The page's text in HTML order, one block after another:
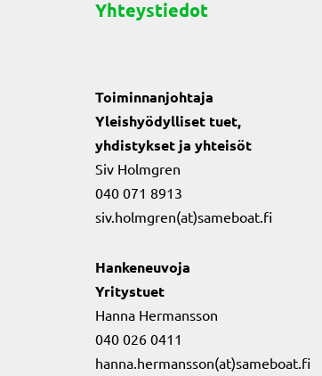
Yhteystiedot
Toiminnanjohtaja
Yleishyödylliset tuet,
yhdistykset ja yhteisöt
Siv Holmgren
040 071 8913
siv.holmgren(at)sameboat.fi
Hankeneuvoja
Yritystuet
Hanna Hermansson
040 026 0411
hanna.hermansson(at)sameboat.fi